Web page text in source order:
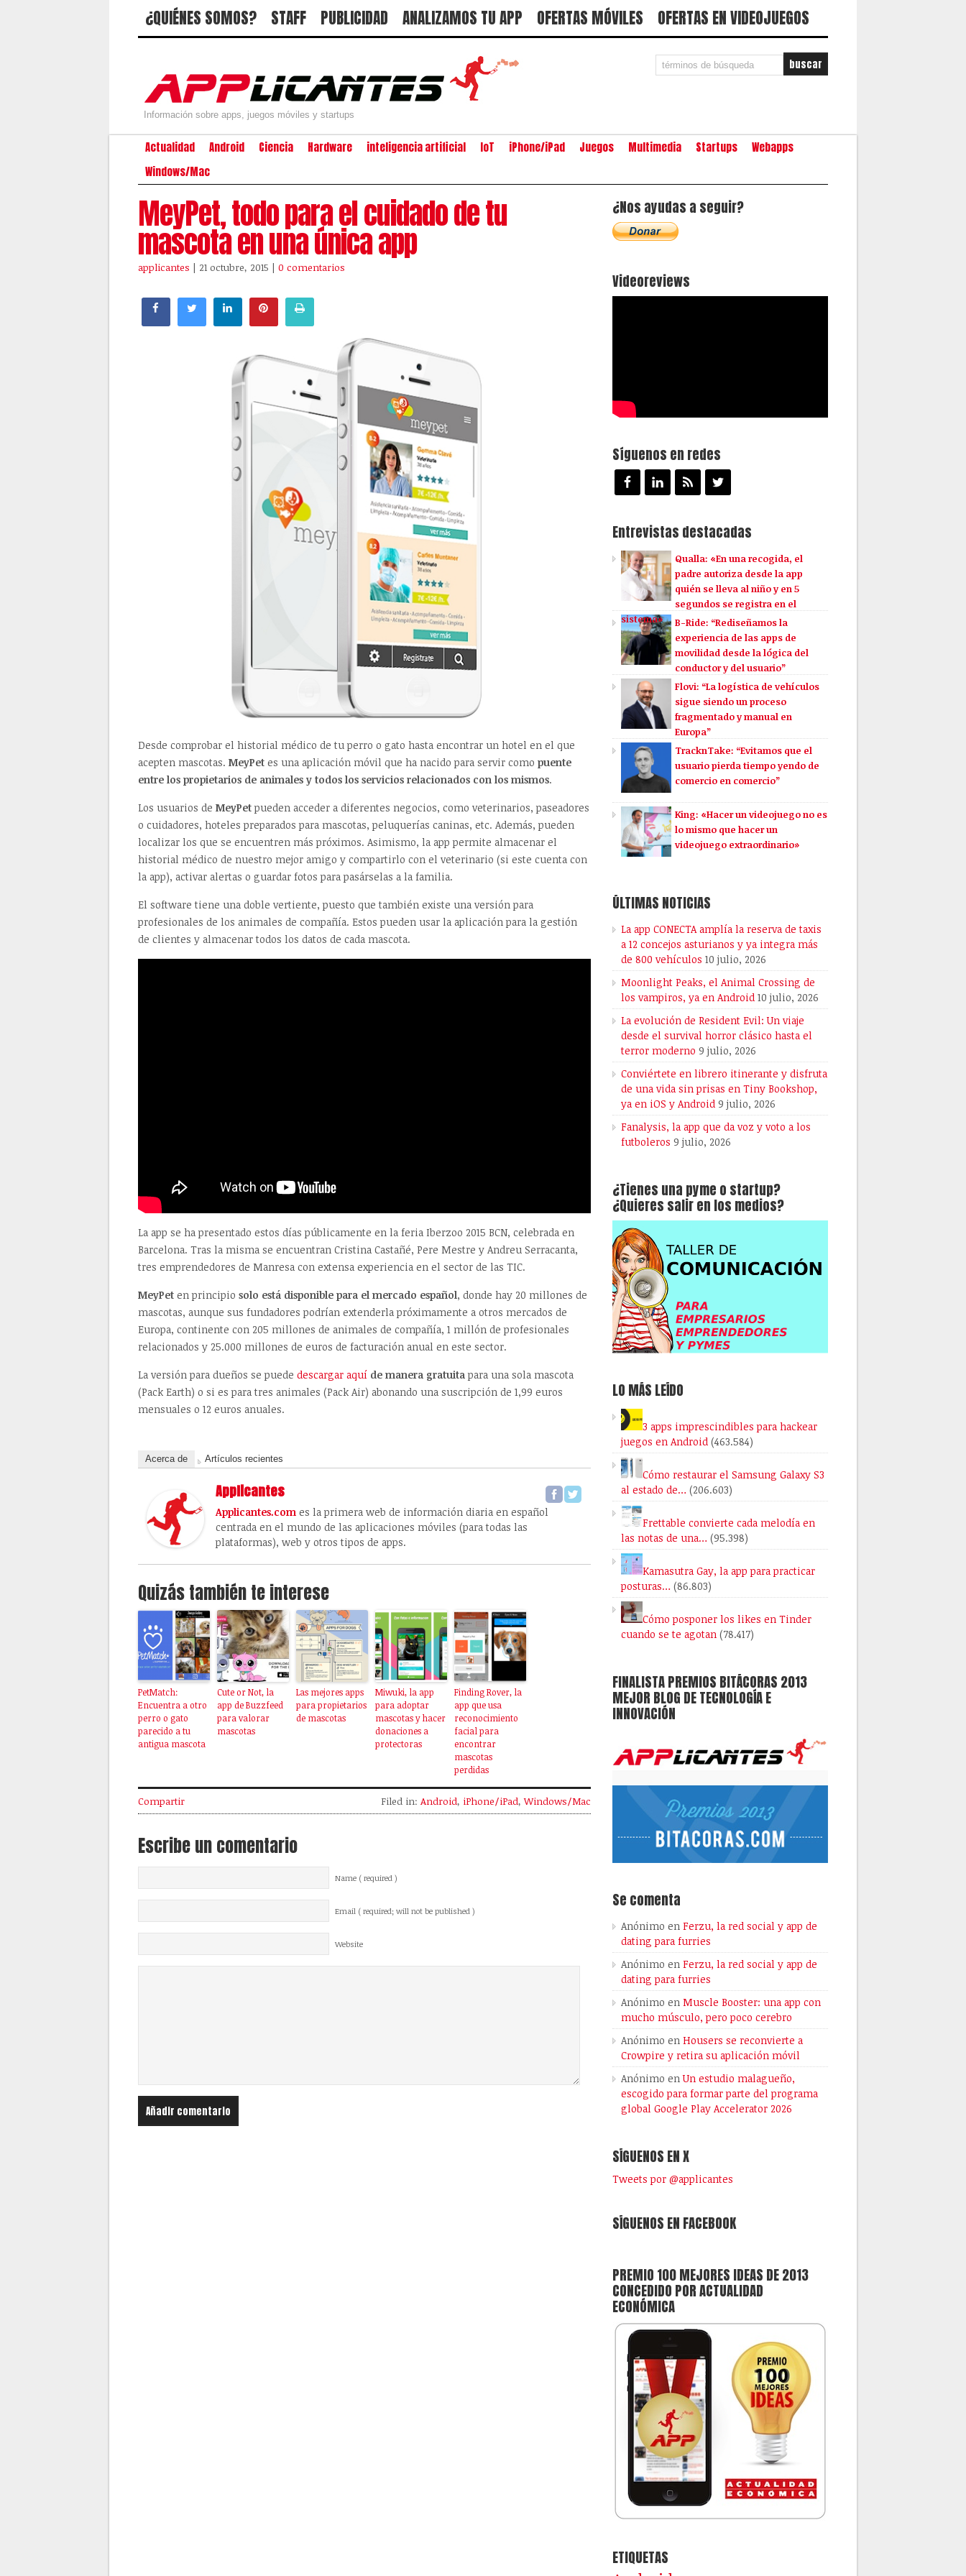
¿QUIÉNES SOMOS? STAFF PUBLICIDAD ANALIZAMOS TU APP OFERTAS MÓVILES OFERTAS EN VIDEOJUEGOS
Información sobre apps, juegos móviles y startups
Actualidad Android Ciencia Hardware inteligencia artificial IoT iPhone/iPad Juegos Multimedia Startups
Webapps
Windows/Mac
MeyPet, todo para el cuidado de tu
mascota en una única app
applicantes | 21 octubre, 2015 | 0 comentarios
Desde comprobar el historial médico de tu perro o gato hasta encontrar un hotel en el que
acepten mascotas. MeyPet es una aplicación móvil que ha nacido para servir como puente
entre los propietarios de animales y todos los servicios relacionados con los mismos.
Los usuarios de MeyPetpueden acceder a diferentes negocios, como veterinarios, paseadores
o cuidadores, hoteles preparados para mascotas, peluquerías caninas, etc. Además, pueden
localizar los que se encuentren más próximos. Asimismo, la app permite almacenar el
historial médico de nuestro mejor amigo y compartirlo con el veterinario (si este cuenta con
la app), activar alertas o guardar fotos para pasárselas a la familia.
El software tiene una doble vertiente, puesto que también existe una versión para
profesionales de los animales de compañía. Estos pueden usar la aplicación para la gestión
de clientes y almacenar todos los datos de cada mascota.
La app se ha presentado estos días públicamente en la feria Iberzoo 2015 BCN, celebrada en
Barcelona. Tras la misma se encuentran Cristina Castañé, Pere Mestre y Andreu Serracanta,
tres emprendedores de Manresa con extensa experiencia en el sector de las TIC.
MeyPet en principio solo está disponible para el mercado español, donde hay 20 millones de
mascotas, aunque sus fundadores podrían extenderla próximamente a otros mercados de
Europa, continente con 205 millones de animales de compañía, 1 millón de profesionales
relacionados y 25.000 millones de euros de facturación anual en este sector.
La versión para dueños se puede descargar aquí de manera gratuitapara una sola mascota
(Pack Earth) o si es para tres animales (Pack Air) abonando una suscripción de 1,99 euros
mensuales o 12 euros anuales.
Acerca de Artículos recientes
Applicantes
Applicantes.com es la primera web de información diaria en español
centrada en el mundo de las aplicaciones móviles (para todas las
plataformas), web y otros tipos de apps.
Quizás también te interese
PetMatch:
Encuentra a otro
perro o gato
parecido a tu
antigua mascota
Cute or Not, la
app de Buzzfeed
para valorar
mascotas
Las mejores apps
para propietarios
de mascotas
Miwuki, la app
para adoptar
mascotas y hacer
donaciones a
protectoras
Finding Rover, la
app que usa
reconocimiento
facial para
encontrar
mascotas
perdidas
Compartir Filed in: Android, iPhone/iPad,Windows/Mac
Escribe un comentario
Name ( required )
Email ( required; will not be published )
Website
¿Nos ayudas a seguir?
Videoreviews
Síguenos en redes
Entrevistas destacadas
Qualla: «En una recogida, el
padre autoriza desde la app
quién se lleva al niño y en 5
segundos se registra en el
sistema»
B-Ride: “Rediseñamos la
experiencia de las apps de
movilidad desde la lógica del
conductor y del usuario”
Flovi: “La logística de vehículos
sigue siendo un proceso
fragmentado y manual en
Europa”
TracknTake: “Evitamos que el
usuario pierda tiempo yendo de
comercio en comercio”
King: «Hacer un videojuego no es
lo mismo que hacer un
videojuego extraordinario»
ÚLTIMAS NOTICIAS
La app CONECTA amplía la reserva de taxis
a 12 concejos asturianos y ya integra más
de 800 vehículos 10 julio, 2026
Moonlight Peaks, el Animal Crossing de
los vampiros, ya en Android 10 julio, 2026
La evolución de Resident Evil: Un viaje
desde el survival horror clásico hasta el
terror moderno 9 julio, 2026
Conviértete en librero itinerante y disfruta
de una vida sin prisas en Tiny Bookshop,
ya en iOS y Android 9 julio, 2026
Fanalysis, la app que da voz y voto a los
futboleros 9 julio, 2026
¿Tienes una pyme o startup?
¿Quieres salir en los medios?
LO MÁS LEÍDO
3 apps imprescindibles para hackear
juegos en Android (463.584)
Cómo restaurar el Samsung Galaxy S3
al estado de… (206.603)
Frettable convierte cada melodía en
las notas de una… (95.398)
Kamasutra Gay, la app para practicar
posturas… (86.803)
Cómo posponer los likes en Tinder
cuando se te agotan (78.417)
FINALISTA PREMIOS BITÁCORAS 2013
MEJOR BLOG DE TECNOLOGÍA E
INNOVACIÓN
Se comenta
Anónimo en Ferzu, la red social y app de
dating para furries
Anónimo en Ferzu, la red social y app de
dating para furries
Anónimo en Muscle Booster: una app con
mucho músculo, pero poco cerebro
Anónimo en Housers se reconvierte a
Crowpire y retira su aplicación móvil
Anónimo enUn estudio malagueño,
escogido para formar parte del programa
global Google Play Accelerator 2026
SÍGUENOS EN X
Tweets por @applicantes
SÍGUENOS EN FACEBOOK
PREMIO 100 MEJORES IDEAS DE 2013
CONCEDIDO POR ACTUALIDAD
ECONÓMICA
ETIQUETAS